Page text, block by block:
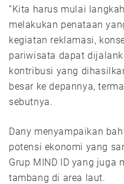
“Kita harus mulai
melakukan penataan
kegiatan reklamasi,
pariwisata dapat
kontribusi yang
besar ke depannya,
sebutnya.
Dany menyampaikan
potensi ekonomi yang
Grup MIND ID yang juga
tambang di area laut.